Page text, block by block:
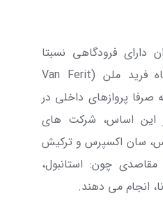
فرودگاهی نسبتا
فرید ملن (Van Ferit
صرفا پروازهای داخلی در
این اساس، شرکت های
سان اکسپرس و ترکیش
مقاصدی چون: استانبول،
انجام می دهند.